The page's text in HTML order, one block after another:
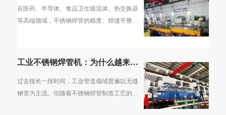
在医药、半导体、食品卫生级流体、热交换器
等高端领域，不锈钢焊管的精度、焊缝平整
机
工业不锈钢焊管机：为什么越来越
过去很长一段时间，工业管道领域普遍以无缝
钢管为主流。但随着不锈钢焊管制造工艺的持